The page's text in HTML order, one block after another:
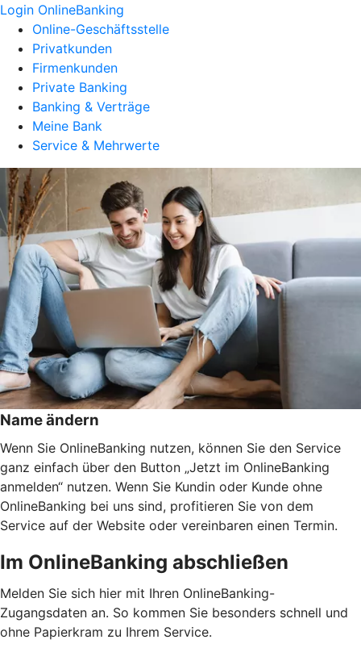
Login OnlineBanking
Online-Geschäftsstelle
Privatkunden
Firmenkunden
Private Banking
Banking & Verträge
Meine Bank
Service & Mehrwerte
Name ändern
Wenn Sie OnlineBanking nutzen, können Sie den Service
ganz einfach über den Button „Jetzt im OnlineBanking
anmelden“ nutzen. Wenn Sie Kundin oder Kunde ohne
OnlineBanking bei uns sind, profitieren Sie von dem
Service auf der Website oder vereinbaren einen Termin.
Im OnlineBanking abschließen
Melden Sie sich hier mit Ihren OnlineBanking-
Zugangsdaten an. So kommen Sie besonders schnell und
ohne Papierkram zu Ihrem Service.